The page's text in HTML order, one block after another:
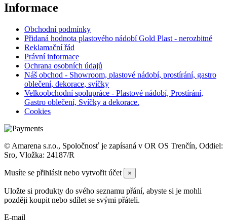
Informace
Obchodní podmínky
Přidaná hodnota plastového nádobí Gold Plast - nerozbitné
Reklamační řád
Právní informace
Ochrana osobních údajů
Náš obchod - Showroom, plastové nádobí, prostírání, gastro
oblečení, dekorace, svíčky
Velkoobchodní spolupráce - Plastové nádobí, Prostírání,
Gastro oblečení, Svíčky a dekorace.
Cookies
© Amarena s.r.o., Spoločnosť je zapísaná v OR OS Trenčín, Oddiel:
Sro, Vložka: 24187/R
Musíte se přihlásit nebo vytvořit účet ×
Uložte si produkty do svého seznamu přání, abyste si je mohli
později koupit nebo sdílet se svými přáteli.
E-mail